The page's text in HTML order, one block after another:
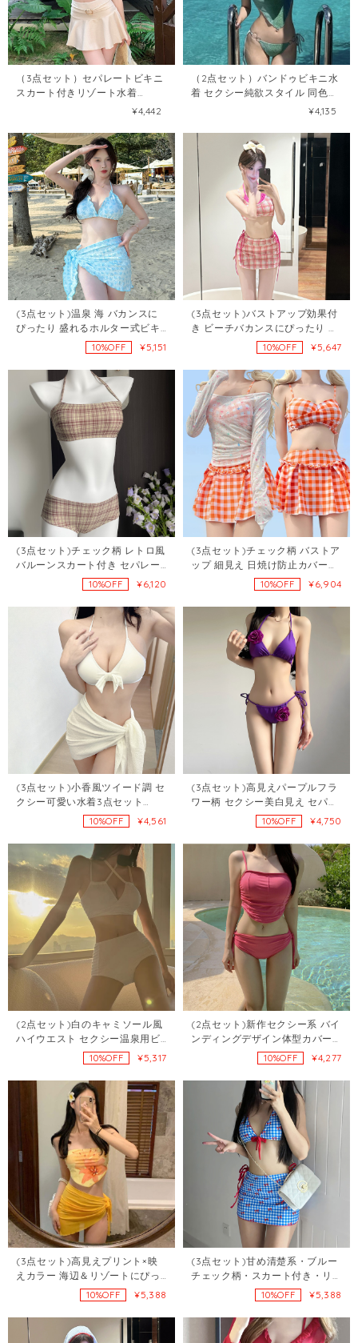
（3点セット）セパレートビキニ
スカート付きリゾート水着
¥4,442
（2点セット）バンドゥビキニ水
着 セクシー純欲スタイル 同色三
角スカーフ付き102927022¥4,135
(3点セット)温泉 海 バカンスに
ぴったり 盛れるホルター式ビキ
ニ3点セット108045071
10%OFF ¥5,151
(3点セット)バストアップ効果付
き ビーチバカンスにぴったり チ
ェック柄 配色デザインの純欲系
セクシービキニ107720442
10%OFF ¥5,647
(3点セット)チェック柄 レトロ風
バルーンスカート付き セパレー
トタイプ 3点セット温泉ビキニ
10%OFF ¥6,120
(3点セット)チェック柄 バストア
ップ 細見え 日焼け防止カバーア
ップ付き ドーパミンカラー セパ
レートタイプ 温泉対応スカート
水着107833074
10%OFF ¥6,904
(3点セット)小香風ツイード調 セ
クシー可愛い水着3点セット
10%OFF ¥4,561
(3点セット)高見えパープルフラ
ワー柄 セクシー美白見え セパレ
ートスカート水着108042079
10%OFF ¥4,750
(2点セット)白のキャミソール風
ハイウエスト セクシー温泉用ビ
キニ10780826710%OFF ¥5,317
(2点セット)新作セクシー系 バイ
ンディングデザイン体型カバー
10%OFF ¥4,277
(3点セット)高見えプリント×映
えカラー 海辺＆リゾートにぴっ
たり セクシー水着3点セット
10%OFF ¥5,388
(3点セット)甘め清楚系・ブルー
チェック柄・スカート付き・リ
ボンビキニ3点セット107818533
10%OFF ¥5,388